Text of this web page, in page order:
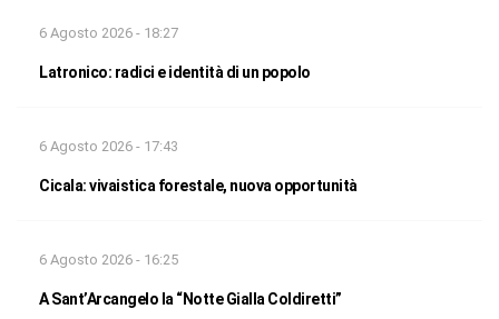
6 Agosto 2026 - 18:27
Latronico: radici e identità di un popolo
6 Agosto 2026 - 17:43
Cicala: vivaistica forestale, nuova opportunità
6 Agosto 2026 - 16:25
A Sant’Arcangelo la “Notte Gialla Coldiretti”